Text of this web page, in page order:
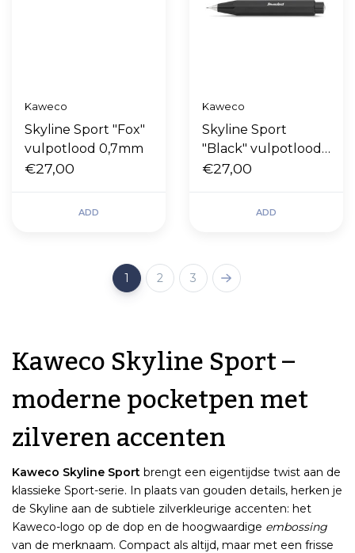
Kaweco
Skyline Sport "Fox"
vulpotlood 0,7mm
€27,00
ADD
Kaweco
Skyline Sport
"Black" vulpotlood
0,7mm
€27,00
ADD
1 2 3
Kaweco Skyline Sport –
moderne pocketpen met
zilveren accenten
Kaweco Skyline Sport brengt een eigentijdse twist aan de
klassieke Sport-serie. In plaats van gouden details, herken je
de Skyline aan de subtiele zilverkleurige accenten: het
Kaweco-logo op de dop en de hoogwaardige embossing
van de merknaam. Compact als altijd, maar met een frisse